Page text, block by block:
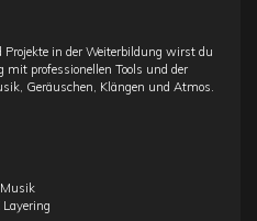
in der Weiterbildung wirst du
professionellen Tools und der
Geräuschen, Klängen und Atmos.